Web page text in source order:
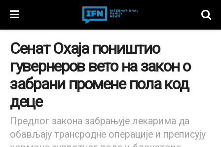
Сенат Охаја поништио
гувернеров вето на закон о
забрани промене пола код
деце
Предлог закона забрањује лекарима да
обављају трансродне операције и преписују